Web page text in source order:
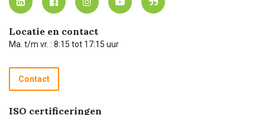
Carel Lurvink App
Hulp op afstand
Technische dienst
Recycle programma
Betalen
Carel Lurvink Blog
Carel de podcast
Locatie en contact
Ma. t/m vr. : 8:15 tot 17:15 uur
Contact
ISO certificeringen